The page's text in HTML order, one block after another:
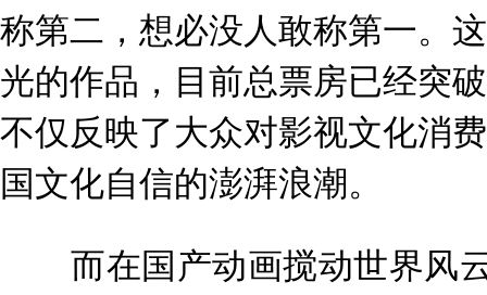
称第二，想必没人敢称第一。
光的作品，目前总票房已经突
不仅反映了大众对影视文化消
国文化自信的澎湃浪潮。
而在国产动画搅动世界风